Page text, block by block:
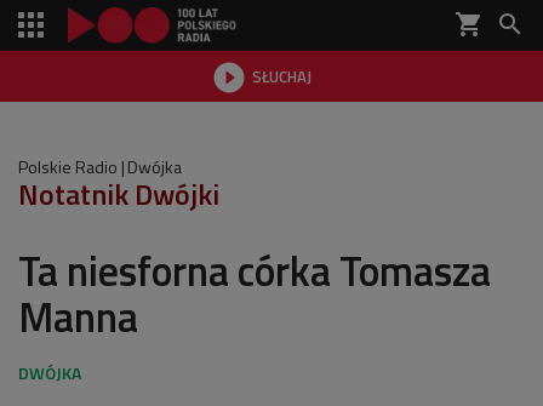
shopping_cart 
 SŁUCHAJ

Polskie Radio Dwójka
Notatnik Dwójki
Ta niesforna córka Tomasza
Manna